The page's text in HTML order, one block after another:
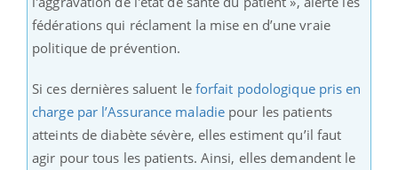
fédérations qui réclament la mise en d’une vraie
politique de prévention.
Si ces dernières saluent le forfait podologique pris en
charge par l’Assurance maladie pour les patients
atteints de diabète sévère, elles estiment qu’il faut
agir pour tous les patients. Ainsi, elles demandent le